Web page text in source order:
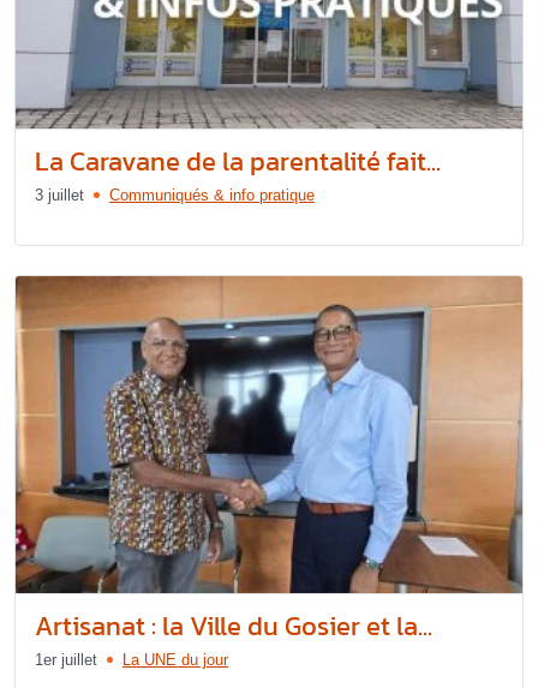
La Caravane de la parentalité fait...
3 juillet Communiqués & info pratique
Artisanat : la Ville du Gosier et la...
1er juillet La UNE du jour